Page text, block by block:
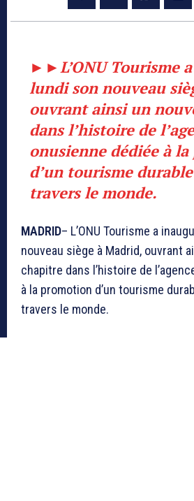
►► L’ONU Tourisme
lundi son nouveau
ouvrant ainsi un
dans l’histoire de
onusienne dédiée à
d’un tourisme
travers le monde.
MADRID– L’ONU Tourisme a
nouveau siège à Madrid, ouvrant
chapitre dans l’histoire de
à la promotion d’un tourisme
travers le monde.